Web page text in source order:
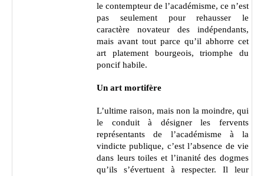
le contempteur de l’académisme, ce n’est
pas seulement pour rehausser le
caractère novateur des indépendants,
mais avant tout parce qu’il abhorre cet
art platement bourgeois, triomphe du
poncif habile.
Un art mortifère
L’ultime raison, mais non la moindre, qui
le conduit à désigner les fervents
représentants de l’académisme à la
vindicte publique, c’est l’absence de vie
dans leurs toiles et l’inanité des dogmes
qu’ils s’évertuent à respecter. Il leur